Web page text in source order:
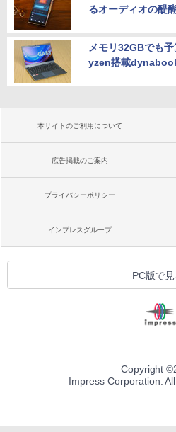
るオーディオの醍
メモリ32GBでも
yzen搭載
本サイトのご利用について
広告掲載のご案内
プライバシーポリシー
インプレスグループ
PC版で見
Copyright ©
Impress Corporation.